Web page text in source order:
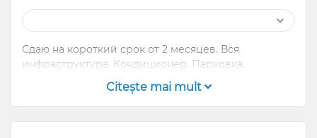
Сдаю на короткий срок от 2 месяцев. Вся
инфраструктура. Кондиционер. Парковка.
Citeşte mai mult